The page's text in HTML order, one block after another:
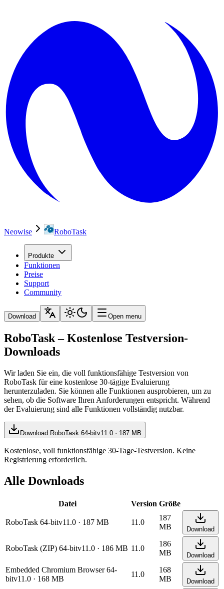
Neowise RoboTask
Produkte
Funktionen
Preise
Support
Community
Download Open menu
RoboTask – Kostenlose Testversion-
Downloads
Wir laden Sie ein, die voll funktionsfähige Testversion von
RoboTask für eine kostenlose 30-tägige Evaluierung
herunterzuladen. Sie können alle Funktionen ausprobieren, um zu
sehen, ob die Software Ihren Anforderungen entspricht. Während
der Evaluierung sind alle Funktionen vollständig nutzbar.
Download RoboTask 64-bitv11.0 · 187 MB
Kostenlose, voll funktionsfähige 30-Tage-Testversion. Keine
Registrierung erforderlich.
Alle Downloads
Datei Version Größe
RoboTask 64-bitv11.0 · 187 MB 11.0
187
MB
Download
RoboTask (ZIP) 64-bitv11.0 · 186 MB 11.0
186
MB
Download
Embedded Chromium Browser 64-
bitv11.0 · 168 MB
11.0
168
MB
Download